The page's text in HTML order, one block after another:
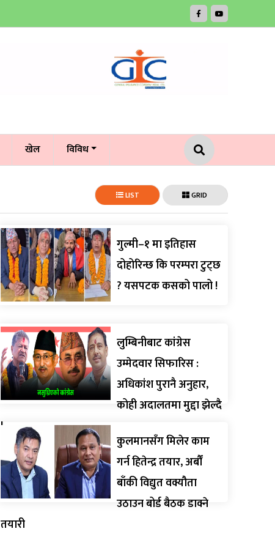
खेल विविध
LIST GRID
गुल्मी–१ मा इतिहास
दोहोरिन्छ कि परम्परा टुट्छ
? यसपटक कसको पालो !
लुम्बिनीबाट कांग्रेस
उम्मेदवार सिफारिस :
अधिकांश पुरानै अनुहार,
कोही अदालतमा मुद्दा झेल्दै
!
कुलमानसँग मिलेर काम
गर्न हितेन्द्र तयार, अर्बौं
बाँकी विद्युत वक्यौता
उठाउन बोर्ड बैठक डाक्ने
तयारी